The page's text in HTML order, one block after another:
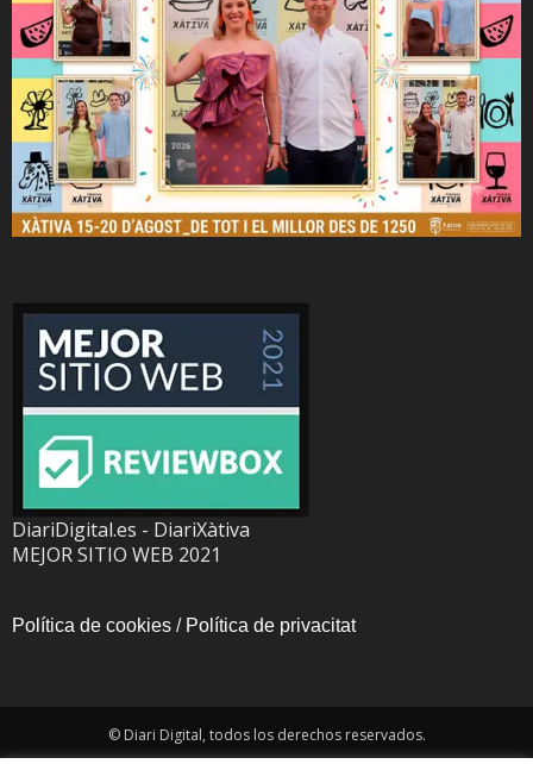
DiariDigital.es - DiariXàtiva
MEJOR SITIO WEB 2021
Política de cookies / Política de privacitat
© Diari Digital, todos los derechos reservados.